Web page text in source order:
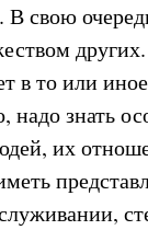
свою
в то или
знать
их